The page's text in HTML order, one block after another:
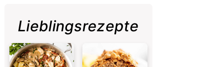
Lieblingsrezepte